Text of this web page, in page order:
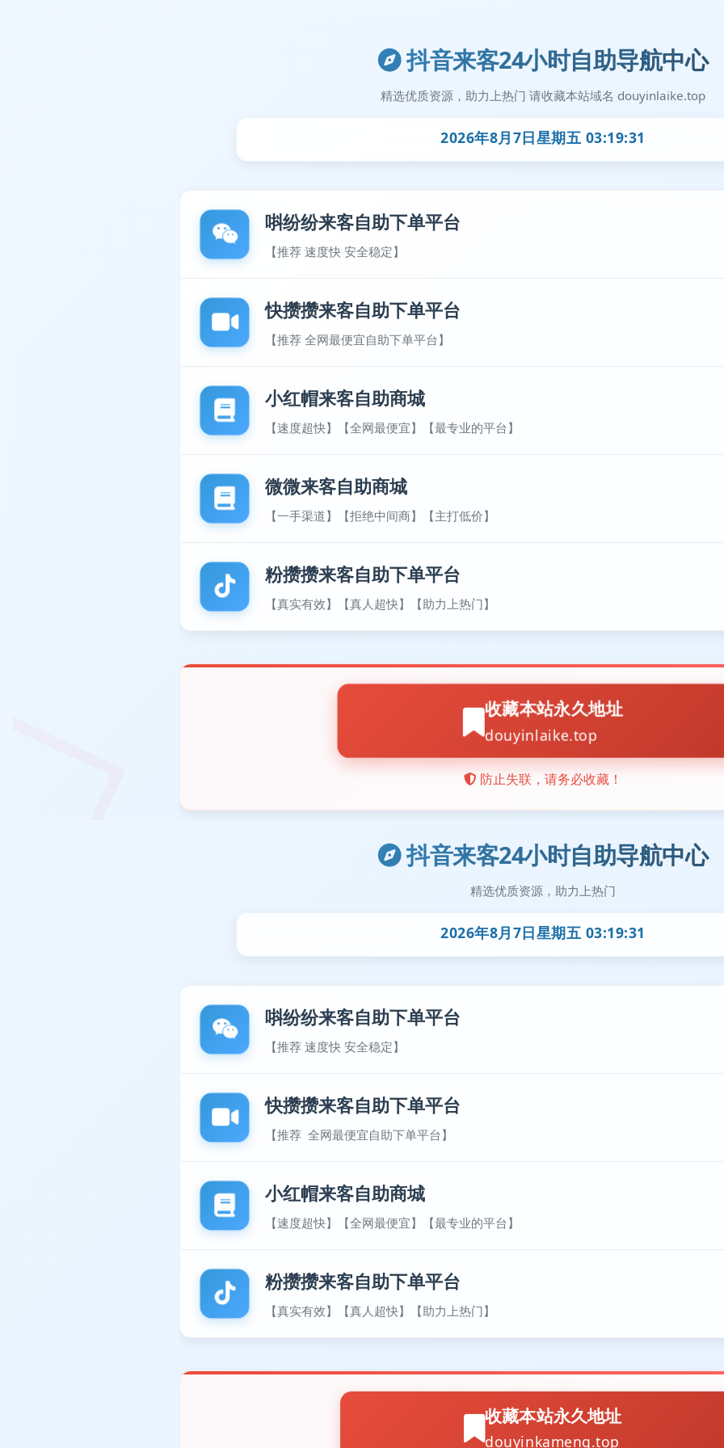
抖音来客24小时自助导航中心
精选优质资源，助力上热门
2026年8月7日星期五 03:19:31
唞纷纷来客自助下单平台
【推荐 速度快 安全稳定】
快攒攒来客自助下单平台
【推荐 全网最便宜自助下单平台】
小红帽来客自助商城
【速度超快】【全网最便宜】【最专业的平台】
粉攒攒来客自助下单平台
【真实有效】【真人超快】【助力上热门】
收藏本站永久地址
douyinkameng.top